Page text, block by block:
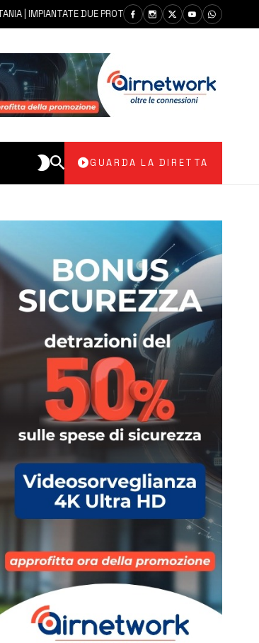
DUE PROTESI IN UN UNICO INTERVENTO A UN
GUARDA LA DIRETTA